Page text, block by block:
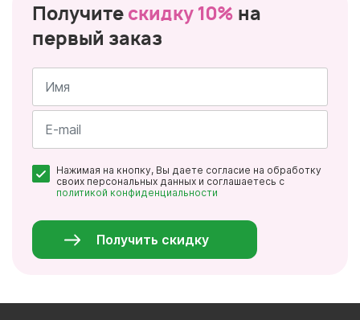
Получите скидку 10% на
первый заказ
Имя
*
Нажимая на кнопку, Вы даете согласие на обработку
своих персональных данных и соглашаетесь с
политикой конфиденциальности
Получить скидку